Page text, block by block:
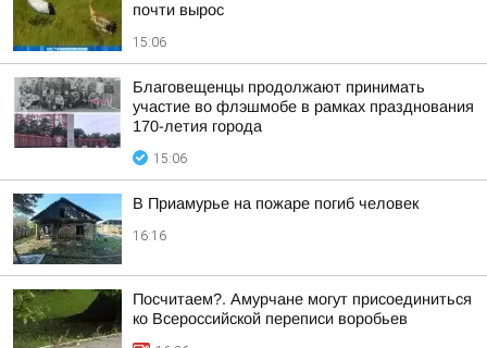
почти вырос
15:06
Благовещенцы продолжают принимать
участие во флэшмобе в рамках празднования
170-летия города
15:06
В Приамурье на пожаре погиб человек
16:16
Посчитаем?. Амурчане могут присоединиться
ко Всероссийской переписи воробьев